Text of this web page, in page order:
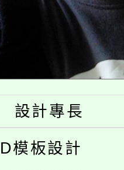
設計專長
模板設計